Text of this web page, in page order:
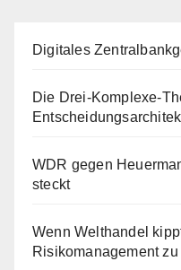
Digitales
Die Drei-Komplexe-
WDR gegen
steckt
Wenn Welthandel
Risikomanagement